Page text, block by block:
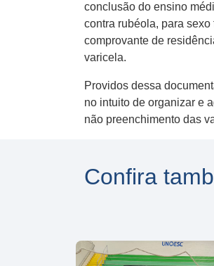
conclusão do ensino
contra rubéola, para
comprovante de
varicela.
Providos dessa
no intuito de organizar e
não preenchimento das
Confira